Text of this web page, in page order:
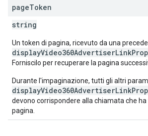
pageToken
string
Un token di pagina, ricevuto da una
Forniscilo per recuperare la pagina
Durante l'impaginazione, tutti gli altri
devono corrispondere alla chiamata che
pagina.